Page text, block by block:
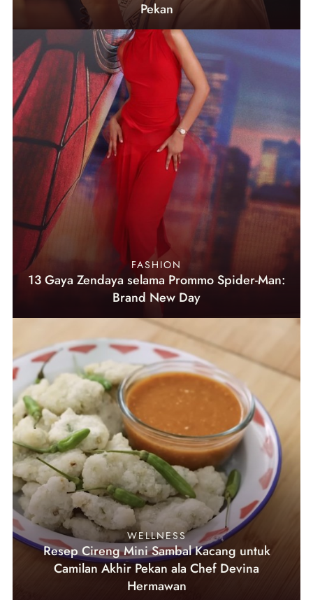
Pekan
FASHION
13 Gaya Zendaya selama Prommo Spider-Man:
Brand New Day
WELLNESS
Resep Cireng Mini Sambal Kacang untuk
Camilan Akhir Pekan ala Chef Devina
Hermawan